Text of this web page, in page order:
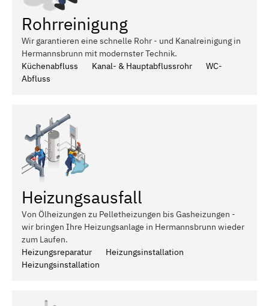
Rohrreinigung
Wir garantieren eine schnelle Rohr - und Kanalreinigung in
Hermannsbrunn mit modernster Technik.
Küchenabfluss
Kanal- & Hauptabflussrohr
WC-
Abfluss
Heizungsausfall
Von Ölheizungen zu Pelletheizungen bis Gasheizungen -
wir bringen Ihre Heizungsanlage in Hermannsbrunn wieder
zum Laufen.
Heizungsreparatur
Heizungsinstallation
Heizungsinstallation